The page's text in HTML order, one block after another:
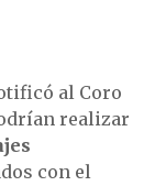
al Coro
realizar
con el